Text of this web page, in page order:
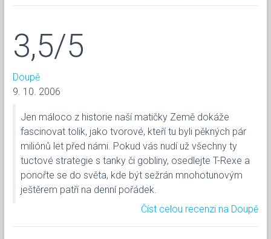
3,5/5
Doupě
9. 10. 2006
Jen máloco z historie naší matičky Země dokáže
fascinovat tolik, jako tvorové, kteří tu byli pěkných pár
miliónů let před námi. Pokud vás nudí už všechny ty
tuctové strategie s tanky či gobliny, osedlejte T-Rexe a
ponořte se do světa, kde být sežrán mnohotunovým
ještěrem patří na denní pořádek.
Číst celou recenzi na Doupě